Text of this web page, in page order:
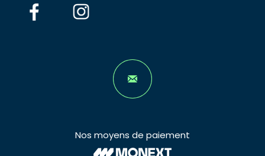
Nos moyens de paiement